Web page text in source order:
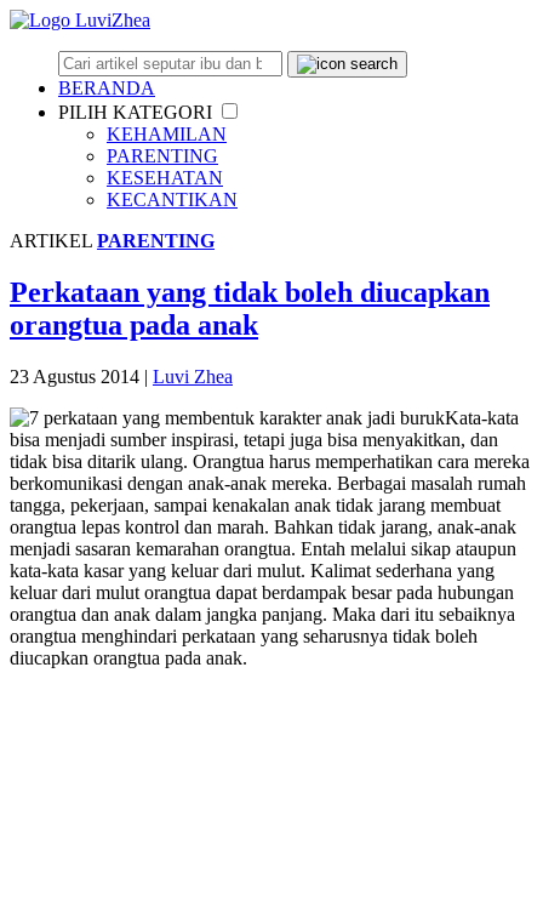
BERANDA
PILIH KATEGORI
KEHAMILAN
PARENTING
KESEHATAN
KECANTIKAN
ARTIKEL PARENTING
Perkataan yang tidak boleh diucapkan
orangtua pada anak
23 Agustus 2014 | Luvi Zhea
Kata-kata
bisa menjadi sumber inspirasi, tetapi juga bisa menyakitkan, dan
tidak bisa ditarik ulang. Orangtua harus memperhatikan cara mereka
berkomunikasi dengan anak-anak mereka. Berbagai masalah rumah
tangga, pekerjaan, sampai kenakalan anak tidak jarang membuat
orangtua lepas kontrol dan marah. Bahkan tidak jarang, anak-anak
menjadi sasaran kemarahan orangtua. Entah melalui sikap ataupun
kata-kata kasar yang keluar dari mulut. Kalimat sederhana yang
keluar dari mulut orangtua dapat berdampak besar pada hubungan
orangtua dan anak dalam jangka panjang. Maka dari itu sebaiknya
orangtua menghindari perkataan yang seharusnya tidak boleh
diucapkan orangtua pada anak.